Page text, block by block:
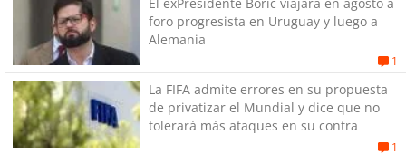
foro progresista en Uruguay y luego a
Alemania
1
La FIFA admite errores en su propuesta
de privatizar el Mundial y dice que no
tolerará más ataques en su contra
1